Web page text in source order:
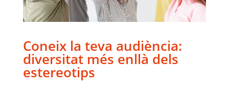
Coneix la teva audiència:
diversitat més enllà dels
estereotips